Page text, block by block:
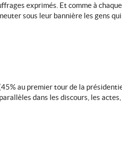
exprimés. Et comme à
sous leur bannière les gens
au premier tour de la
dans les discours, les actes,